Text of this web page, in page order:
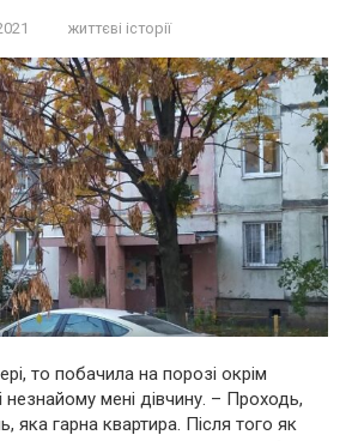
життєві історії
то побачила на порозі окрім
незнайому мені дівчину. – Проходь,
яка гарна квартира. Після того як